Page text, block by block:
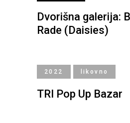
Dvorišna galerija:
Rade (Daisies)
2022 likovno
TRI Pop Up Bazar